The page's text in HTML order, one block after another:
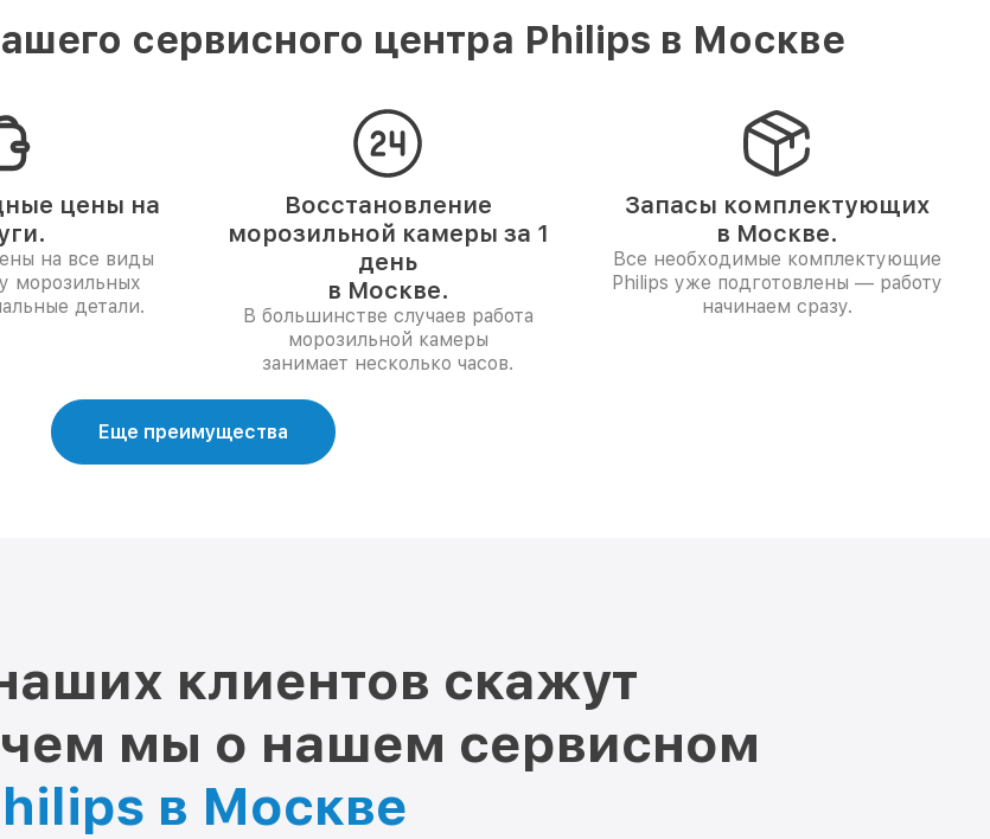
сервисного центра Philips в Москве
цены на
на все виды
морозильных
детали.
Восстановление
морозильной камеры за 1
день
в Москве.
В большинстве случаев работа
морозильной камеры
занимает несколько часов.
Запасы комплектующих
в Москве.
Все необходимые комплектующие
Philips уже подготовлены — работу
начинаем сразу.
Еще преимущества
клиентов скажут
мы о нашем сервисном
в Москве